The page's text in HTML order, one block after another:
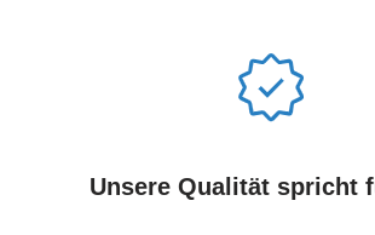
Unsere Qualität spricht